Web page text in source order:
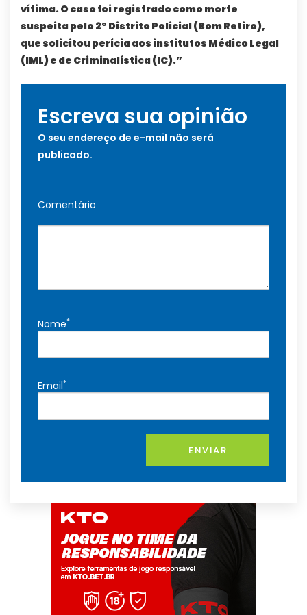
vítima. O caso foi registrado como morte
suspeita pelo 2º Distrito Policial (Bom Retiro),
que solicitou perícia aos institutos Médico Legal
(IML) e de Criminalística (IC).”
Escreva sua opinião
O seu endereço de e-mail não será
publicado.
Comentário
Nome*
Email*
ENVIAR